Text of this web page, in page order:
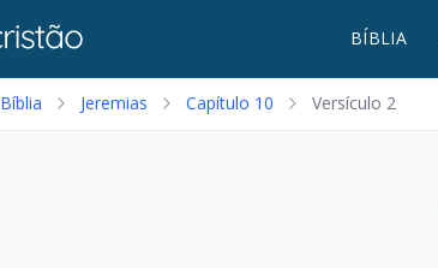
BÍBLIA
Bíblia Jeremias Capítulo 10 Versículo 2